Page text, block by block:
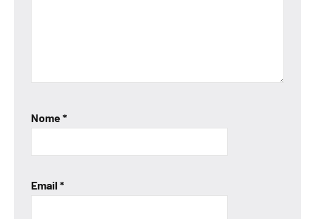
Nome*
Email *